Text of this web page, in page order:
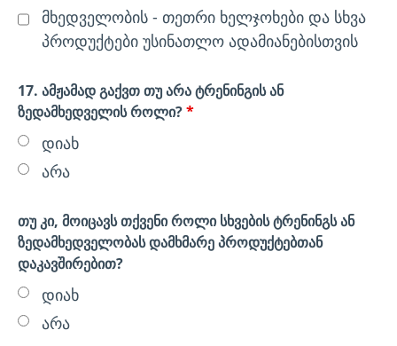
მხედველობის - თეთრი ხელჯოხები და სხვა
პროდუქტები უსინათლო ადამიანებისთვის
17. ამჟამად გაქვთ თუ არა ტრენინგის ან
ზედამხედველის როლი?*
დიახ
არა
თუ კი, მოიცავს თქვენი როლი სხვების ტრენინგს ან
ზედამხედველობას დამხმარე პროდუქტებთან
დაკავშირებით?
დიახ
არა